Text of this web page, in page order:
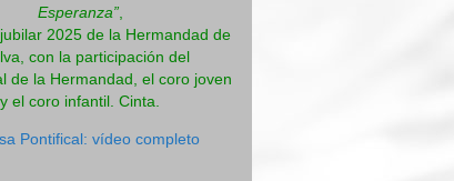
Esperanza”,
2025 de la Hermandad de
con la participación del
de la Hermandad, el coro joven
y el coro infantil. Cinta.
Pontifical: vídeo completo